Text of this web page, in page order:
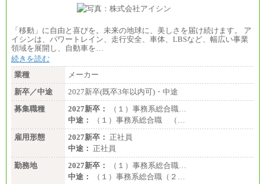
「移動」に自由と喜びを。未来の地球に、美しさを届け続けます。 ア
イシンは、パワートレイン、走行安全、車体、LBSなど、幅広い事業
領域を展開し、自動車を…
続きを読む
業種
メーカー
新卒／中途
2027新卒(既卒3年以内可)・中途
募集職種
2027新卒：
（１）事務系総合職…
中途：
（１）事務系総合職 （…
雇用形態
2027新卒： 正社員
中途： 正社員
勤務地
2027新卒：
（１）事務系総合職…
中途：
（１）事務系総合職（２…